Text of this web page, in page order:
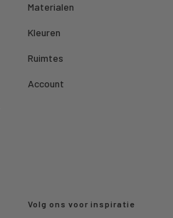
Materialen
Kleuren
Ruimtes
Account
Volg ons voor inspiratie